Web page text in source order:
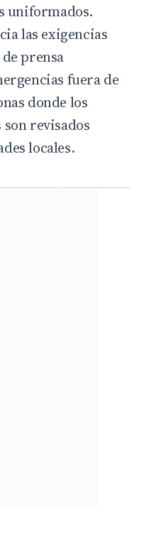
uniformados.
las exigencias
prensa
fuera de
donde los
revisados
locales.